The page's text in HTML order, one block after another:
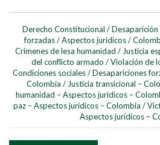
Derecho Constitucional /Desaparición
forzadas / Aspectos jurídicos /
Crímenes de lesa humanidad / Justicia
del conflicto armado /Violación de
Condiciones sociales/Desapariciones
Colombia / Justicia transicional –
humanidad – Aspectos jurídicos –
paz – Aspectos jurídicos – Colombia /
Aspectos jurídicos –